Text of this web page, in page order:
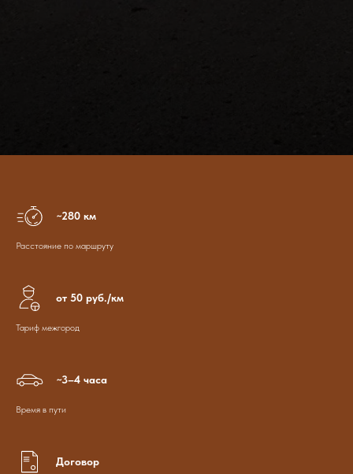
~280 км
Расстояние по маршруту
от 50 руб./км
Тариф межгород
~3–4 часа
Время в пути
Договор